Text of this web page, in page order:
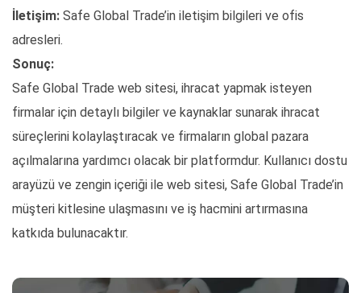
İletişim: Safe Global Trade’in iletişim bilgileri ve ofis
adresleri.
Sonuç:
Safe Global Trade web sitesi, ihracat yapmak isteyen
firmalar için detaylı bilgiler ve kaynaklar sunarak ihracat
süreçlerini kolaylaştıracak ve firmaların global pazara
açılmalarına yardımcı olacak bir platformdur. Kullanıcı dostu
arayüzü ve zengin içeriği ile web sitesi, Safe Global Trade’in
müşteri kitlesine ulaşmasını ve iş hacmini artırmasına
katkıda bulunacaktır.